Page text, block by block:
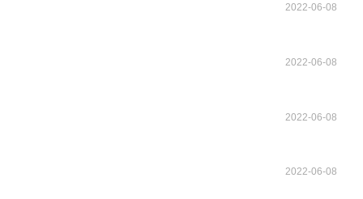
2022-06-08
2022-06-08
2022-06-08
2022-06-08